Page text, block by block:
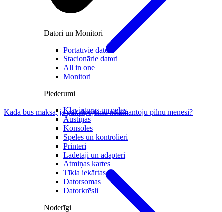
Datori un Monitori
Portatīvie datori
Stacionārie datori
All in one
Monitori
Piederumi
Klaviatūras un peles
Austiņas
Konsoles
Spēles un kontrolieri
Printeri
Lādētāji un adapteri
Atmiņas kartes
Tīkla iekārtas
Datorsomas
Datorkrēsli
Noderīgi
Kāda būs maksa, ja pakalpojumu neizmantoju pilnu mēnesi?